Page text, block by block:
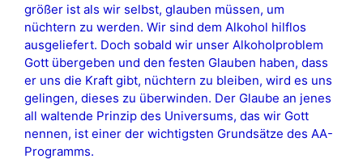
größer ist als wir selbst, glauben müssen, um
nüchtern zu werden. Wir sind dem Alkohol hilflos
ausgeliefert. Doch sobald wir unser Alkoholproblem
Gott übergeben und den festen Glauben haben, dass
er uns die Kraft gibt, nüchtern zu bleiben, wird es uns
gelingen, dieses zu überwinden. Der Glaube an jenes
all waltende Prinzip des Universums, das wir Gott
nennen, ist einer der wichtigsten Grundsätze des AA-
Programms.